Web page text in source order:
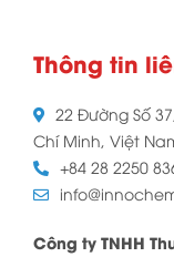
Thông tin
22 Đường Số
Chí Minh, Việt
+84 28 2250
Công ty TNHH